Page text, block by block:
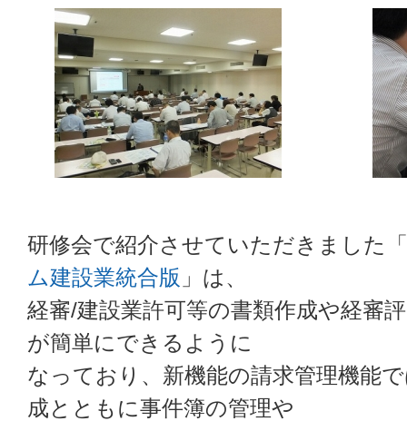
研修会で紹介させていただきました「
ム建設業統合版 」は、
経審/建設業許可等の書類作成や経審
が簡単にできるように
なっており、新機能の請求管理機能
成とともに事件簿の管理や